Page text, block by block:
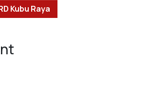
Kubu Raya